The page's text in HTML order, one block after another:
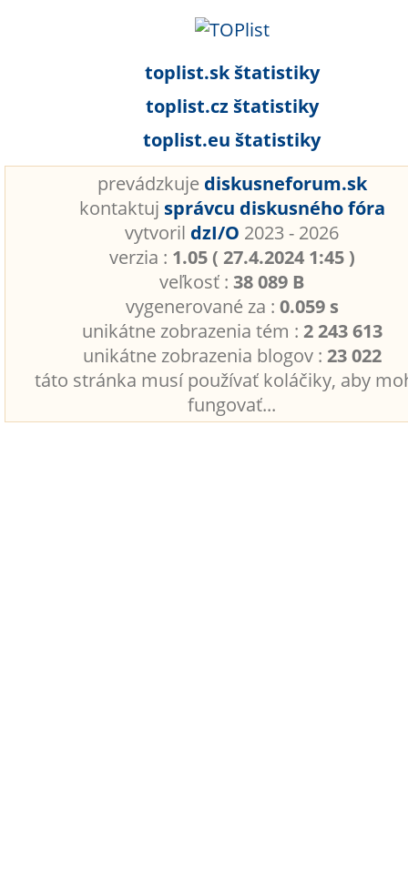
toplist.sk štatistiky
toplist.cz štatistiky
toplist.eu štatistiky
prevádzkuje diskusneforum.sk
kontaktuj správcu diskusného fóra
vytvoril dzI/O 2023 - 2026
verzia : 1.05 ( 27.4.2024 1:45 )
veľkosť :38 089 B
vygenerované za : 0.059 s
unikátne zobrazenia tém : 2 243 613
unikátne zobrazenia blogov : 23 022
táto stránka musí používať koláčiky, aby
fungovať...